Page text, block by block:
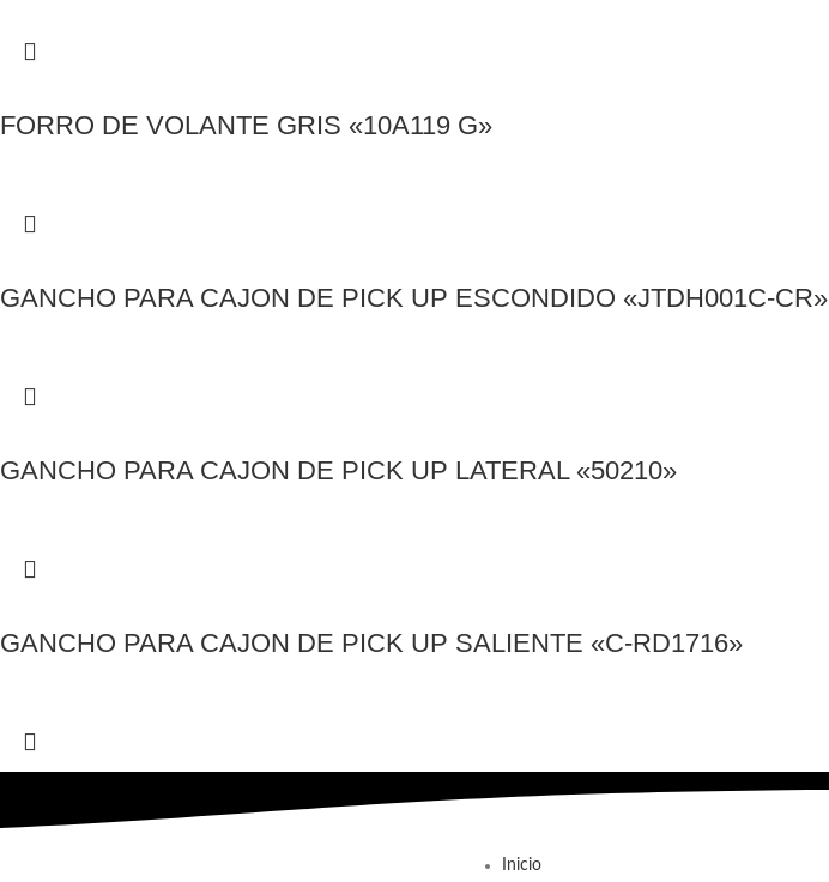
FORRO DE VOLANTE GRIS «10A119 G»
GANCHO PARA CAJON DE PICK UP ESCONDIDO «JTDH001C-CR»
GANCHO PARA CAJON DE PICK UP LATERAL «50210»
GANCHO PARA CAJON DE PICK UP SALIENTE «C-RD1716»
Inicio